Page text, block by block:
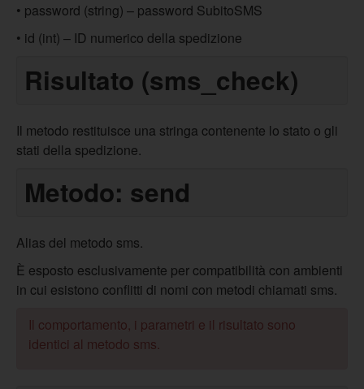
• password (string) – password SubitoSMS
• id (int) – ID numerico della spedizione
Risultato (sms_check)
Il metodo restituisce una stringa contenente lo stato o gli
stati della spedizione.
Metodo: send
Alias del metodo sms.
È esposto esclusivamente per compatibilità con ambienti
in cui esistono conflitti di nomi con metodi chiamati sms.
Il comportamento, i parametri e il risultato sono
identici al metodo sms.